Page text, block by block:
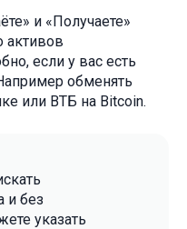
и «Получаете»
активов
если у вас есть
обменять
или ВТБ на Bitcoin.
и без
указать